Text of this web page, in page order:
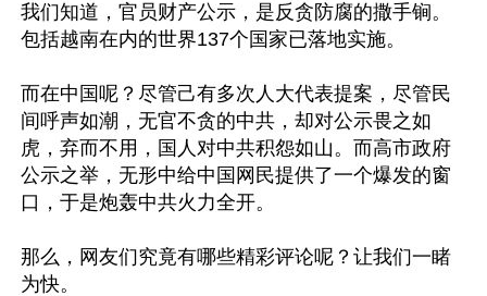
我们知道，官员财产公示，是反贪防腐的撒手锏。
包括越南在内的世界137个国家已落地实施。
而在中国呢？尽管己有多次人大代表提案，尽管民
间呼声如潮，无官不贪的中共，却对公示畏之如
虎，弃而不用，国人对中共积怨如山。而高市政府
公示之举，无形中给中国网民提供了一个爆发的窗
口，于是炮轰中共火力全开。
那么，网友们究竟有哪些精彩评论呢？让我们一睹
为快。